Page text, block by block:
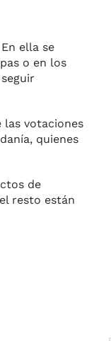
ella se
o en los
las votaciones
quienes
de
resto están